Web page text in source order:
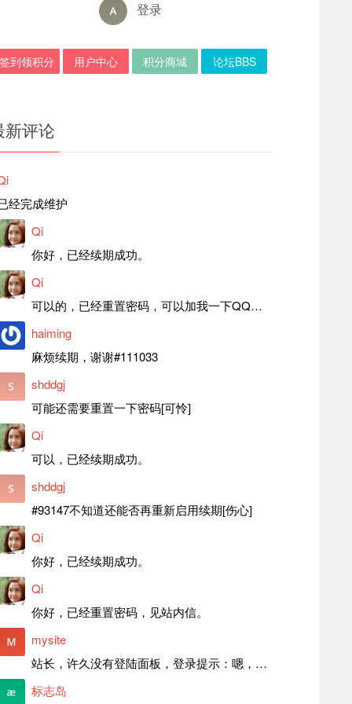
登录
签到领积分 用户中心 积分商城 论坛BBS
新评论
经完成维护
Qi
你好，已经续期成功。
Qi
可以的，已经重置密码，可以加我一下QQ，留言后我就发密码给你。
haiming
麻烦续期，谢谢#111033
shddgj
可能还需要重置一下密码[可怜]
Qi
可以，已经续期成功。
shddgj
#93147不知道还能否再重新启用续期[伤心]
Qi
你好，已经续期成功。
Qi
你好，已经重置密码，见站内信。
mysite
站长，许久没有登陆面板，登录提示：嗯，登录详细信息似乎不正确。请重试。 网站还可以正常使用。如果是密码问题请帮忙重置一下密码。谢谢。订单号：97790，账号：aa20210950。 站长，提交了工单，你回复续期成功，不过我的问题是面部登陆信息有问题，一直是初始密码，现在无法登陆，有时间麻烦排查一下。
标志岛